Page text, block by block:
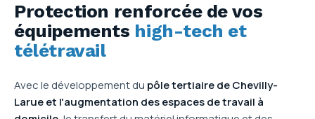
Protection renforcée de vos
équipements high-tech et
télétravail
Avec le développement du pôle tertiaire de Chevilly-
Larue et l'augmentation des espaces de travail à